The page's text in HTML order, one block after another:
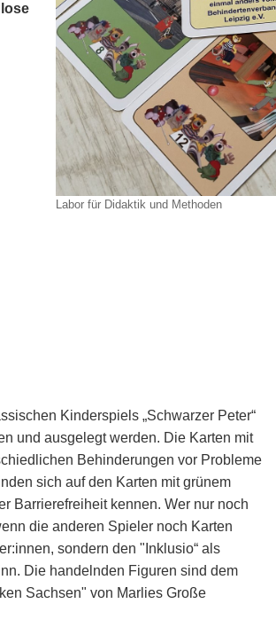
Labor für Didaktik und Methoden
Kinderspiels „Schwarzer Peter“
und ausgelegt werden. Die Karten mit
Behinderungen vor Probleme
sich auf den Karten mit grünem
Barrierefreiheit kennen. Wer nur noch
die anderen Spieler noch Karten
sondern den "Inklusio“ als
Die handelnden Figuren sind dem
Sachsen" von Marlies Große